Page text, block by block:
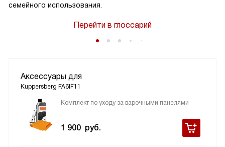
семейного использования.
Перейти в глоссарий
Аксессуары для
Kuppersberg FA6IF11
Комплект по уходу за варочными панелями
1 900 руб.